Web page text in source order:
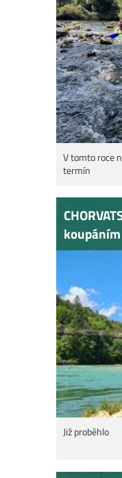
V tomto roce
termín
Již proběhlo